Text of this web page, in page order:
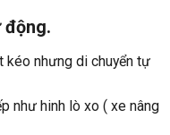
động.
kéo nhưng di chuyển tự
như hinh lò xo ( xe nâng